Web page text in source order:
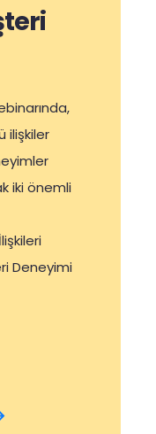
ilişkiler
iki önemli
Deneyimi